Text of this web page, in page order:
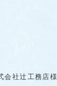
会社辻工務店様